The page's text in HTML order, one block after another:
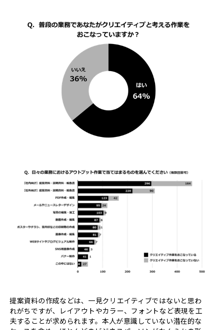
提案資料の作成などは、一見クリエイティブではないと思わ
れがちですが、レイアウトやカラー、フォントなど表現を工
夫することが求められます。本人が意識していない潜在的な